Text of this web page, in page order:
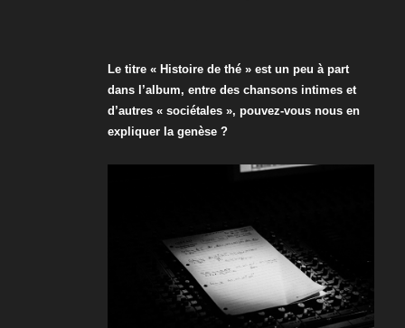
Le titre « Histoire de thé » est un peu à part
dans l’album, entre des chansons intimes et
d’autres « sociétales », pouvez-vous nous en
expliquer la genèse ?